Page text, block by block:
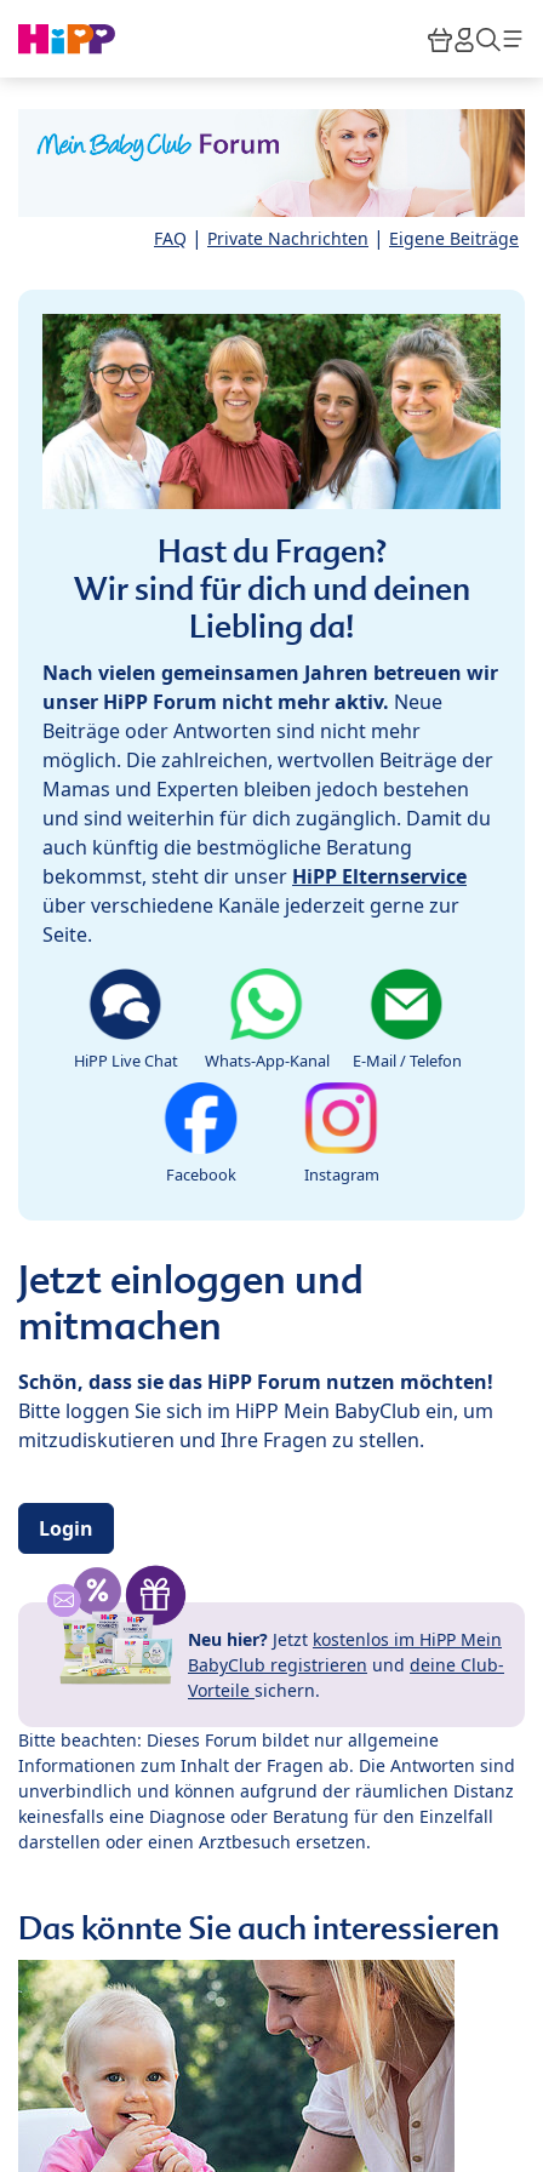
HiPP
FAQ | Private Nachrichten | Eigene Beiträge
Hast du Fragen?
Wir sind für dich und deinen
Liebling da!
Nach vielen gemeinsamen Jahren betreuen wir
unser HiPP Forum nicht mehr aktiv. Neue
Beiträge oder Antworten sind nicht mehr
möglich. Die zahlreichen, wertvollen Beiträge der
Mamas und Experten bleiben jedoch bestehen
und sind weiterhin für dich zugänglich. Damit du
auch künftig die bestmögliche Beratung
bekommst, steht dir unser HiPP Elternservice
über verschiedene Kanäle jederzeit gerne zur
Seite.
HiPP Live Chat Whats-App-Kanal E-Mail / Telefon
Facebook Instagram
Jetzt einloggen und
mitmachen
Schön, dass sie das HiPP Forum nutzen möchten!
Bitte loggen Sie sich im HiPP Mein BabyClub ein, um
mitzudiskutieren und Ihre Fragen zu stellen.
Login
Neu hier? Jetzt kostenlos im HiPP Mein
BabyClub registrieren und deine Club-
Vorteile sichern.
Bitte beachten: Dieses Forum bildet nur allgemeine
Informationen zum Inhalt der Fragen ab. Die Antworten sind
unverbindlich und können aufgrund der räumlichen Distanz
keinesfalls eine Diagnose oder Beratung für den Einzelfall
darstellen oder einen Arztbesuch ersetzen.
Das könnte Sie auch interessieren